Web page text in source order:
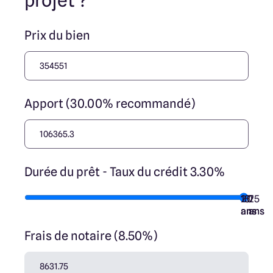
Prix du bien
Apport (30.00% recommandé)
Durée du prêt - Taux du crédit 3.30%
7
ans
10
ans
15
ans
20
ans
25
ans
Frais de notaire (8.50%)